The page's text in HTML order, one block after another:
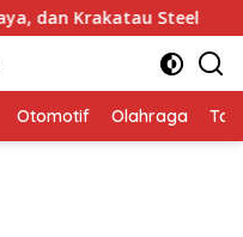
Krakatau Steel
Otomotif Olahraga